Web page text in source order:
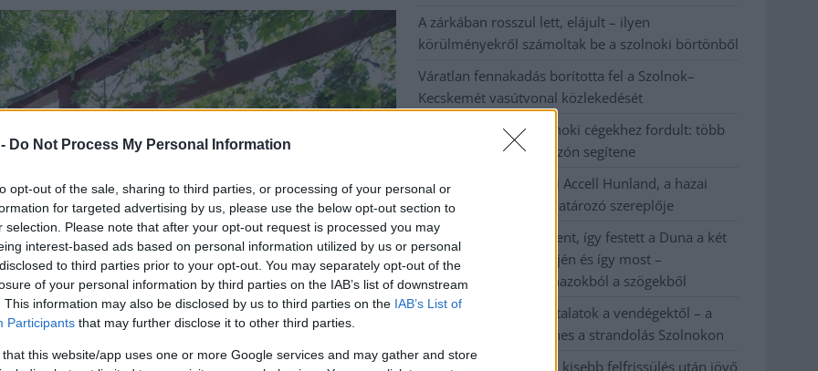
Do Not Process My Personal Information
opt-out of the sale, sharing to third parties, or processing of your personal or
for targeted advertising by us, please use the below opt-out section to
selection. Please note that after your opt-out request is processed you may
interest-based ads based on personal information utilized by us or personal
to third parties prior to your opt-out. You may separately opt-out of the
of your personal information by third parties on the IAB’s list of downstream
This information may also be disclosed by us to third parties on the IAB’s List of
Participants that may further disclose it to other third parties.
that this website/app uses one or more Google services and may gather and store
A zárkában rosszul lett, elájult – ilyen
körülményekről számoltak be a szolnoki börtönből
Váratlan fennakadás borította fel a Szolnok–
Kecskemét vasútvonal közlekedését
A polgármester a szolnoki cégekhez fordult: több
száz elbocsátott dolgozón segítene
Csődbe ment a tószegi Accell Hunland, a hazai
kerékpárgyártás meghatározó szereplője
Egyszer fent, egyszer lent, így festett a Duna a két
évvel ezelőtti árvíz idején és így most –
fotógyűjtemény ugyanazokból a szögekből
Ilyenek eddig a tapasztalatok a vendégektől – a
hőhullám miatt ingyenes a strandolás Szolnokon
Nem biztató: a hétvégi kisebb felfrissülés után jövő